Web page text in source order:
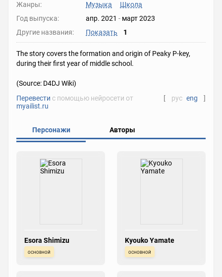
Жанры:
Музыка
Школа
Год выпуска:
апр. 2021 - март 2023
Другие названия:
Показать 1
The story covers the formation and origin of Peaky P-key,
during their first year of middle school.
(Source: D4DJ Wiki)
Перевести с помощью нейросети от
myailist.ru
[ рус eng ]
Персонажи Авторы
Esora Shimizu
основной
Kyouko Yamate
основной